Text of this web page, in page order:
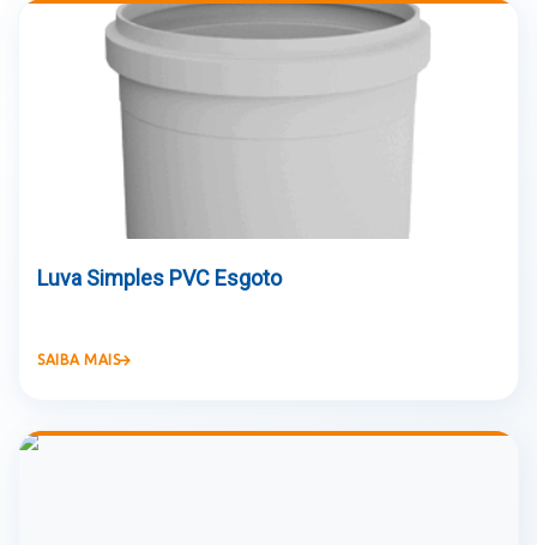
Luva Simples PVC Esgoto
SAIBA MAIS